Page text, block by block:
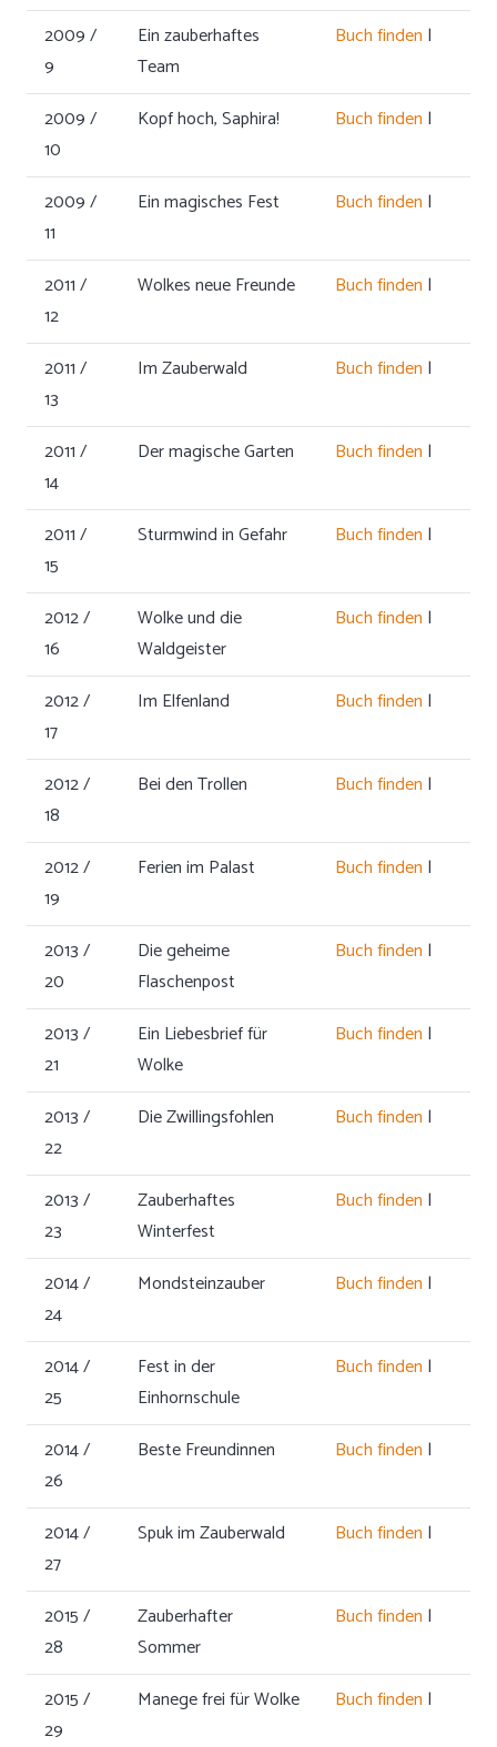
2009 /
9
Ein zauberhaftes
Team
Buch finden |
2009 /
10
Kopf hoch, Saphira! Buch finden |
2009 /
11
Ein magisches Fest Buch finden |
2011 /
12
Wolkes neue Freunde Buch finden |
2011 /
13
Im Zauberwald Buch finden |
2011 /
14
Der magische Garten Buch finden |
2011 /
15
Sturmwind in Gefahr Buch finden |
2012 /
16
Wolke und die
Waldgeister
Buch finden |
2012 /
17
Im Elfenland Buch finden |
2012 /
18
Bei den Trollen Buch finden |
2012 /
19
Ferien im Palast Buch finden |
2013 /
20
Die geheime
Flaschenpost
Buch finden |
2013 /
21
Ein Liebesbrief für
Wolke
Buch finden |
2013 /
22
Die Zwillingsfohlen Buch finden |
2013 /
23
Zauberhaftes
Winterfest
Buch finden |
2014 /
24
Mondsteinzauber Buch finden |
2014 /
25
Fest in der
Einhornschule
Buch finden |
2014 /
26
Beste Freundinnen Buch finden |
2014 /
27
Spuk im Zauberwald Buch finden |
2015 /
28
Zauberhafter
Sommer
Buch finden |
2015 /
29
Manege frei für Wolke Buch finden |